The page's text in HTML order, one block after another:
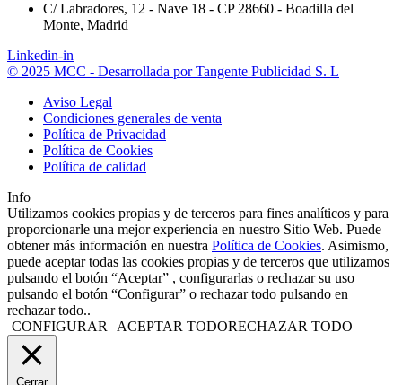
C/ Labradores, 12 - Nave 18 - CP 28660 - Boadilla del
Monte, Madrid
Linkedin-in
© 2025 MCC - Desarrollada por Tangente Publicidad S. L
Aviso Legal
Condiciones generales de venta
Política de Privacidad
Política de Cookies
Política de calidad
Info
Utilizamos cookies propias y de terceros para fines analíticos y para
proporcionarle una mejor experiencia en nuestro Sitio Web. Puede
obtener más información en nuestra Política de Cookies. Asimismo,
puede aceptar todas las cookies propias y de terceros que utilizamos
pulsando el botón “Aceptar” , configurarlas o rechazar su uso
pulsando el botón “Configurar” o rechazar todo pulsando en
rechazar todo..
CONFIGURAR
ACEPTAR TODORECHAZAR TODO
Cerrar